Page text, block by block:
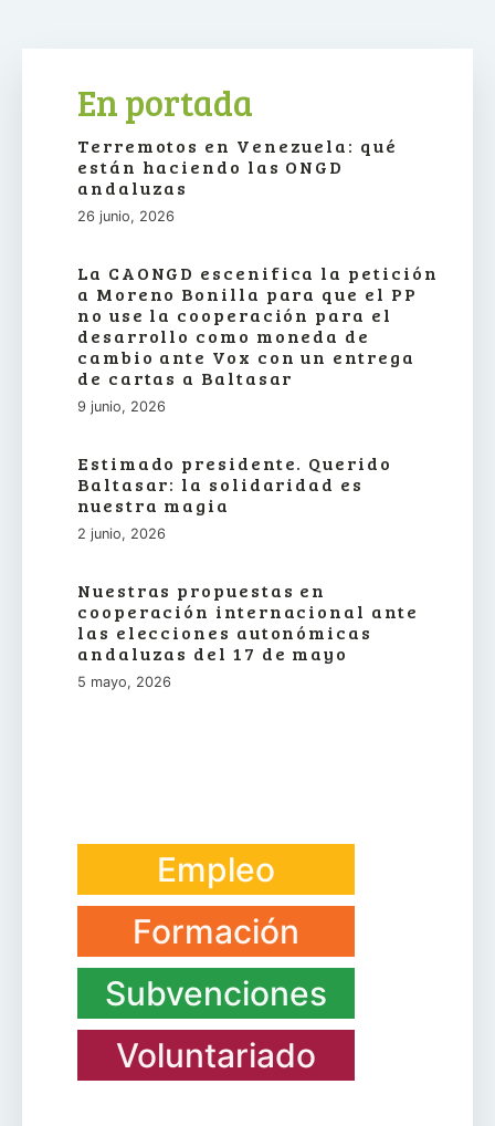
En portada
Terremotos en Venezuela: qué
están haciendo las ONGD
andaluzas
26 junio, 2026
La CAONGD escenifica la petición
a Moreno Bonilla para que el PP
no use la cooperación para el
desarrollo como moneda de
cambio ante Vox con un entrega
de cartas a Baltasar
9 junio, 2026
Estimado presidente. Querido
Baltasar: la solidaridad es
nuestra magia
2 junio, 2026
Nuestras propuestas en
cooperación internacional ante
las elecciones autonómicas
andaluzas del 17 de mayo
5 mayo, 2026
Empleo
Formación
Subvenciones
Voluntariado